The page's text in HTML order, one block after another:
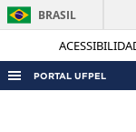
BRASIL
PORTAL UFPEL
ACESSO À